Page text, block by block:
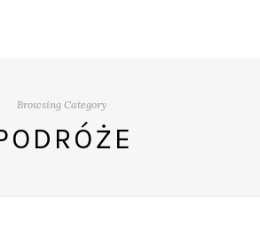
Browsing Category